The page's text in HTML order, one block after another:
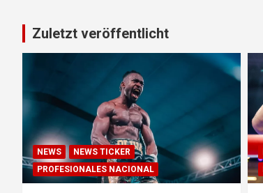
Zuletzt veröffentlicht
NEWS
NEWS TICKER
PROFESIONALES NACIONAL